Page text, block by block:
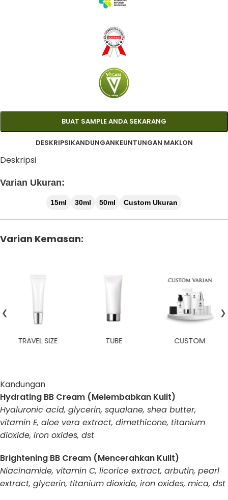
BUAT SAMPLE ANDA SEKARANG
DESKRIPSIKANDUNGANKEUNTUNGAN MAKLON
Deskripsi
Varian Ukuran:
15ml 30ml 50ml Custom Ukuran
Varian Kemasan:
TRAVEL SIZE TUBE CUSTOM
❮ ❯
Kandungan
Hydrating BB Cream (Melembabkan Kulit)
Hyaluronic acid, glycerin, squalane, shea butter,
vitamin E, aloe vera extract, dimethicone, titanium
dioxide, iron oxides, dst
Brightening BB Cream (Mencerahkan Kulit)
Niacinamide, vitamin C, licorice extract, arbutin, pearl
extract, glycerin, titanium dioxide, iron oxides, mica, dst